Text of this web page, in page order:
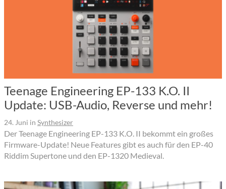
Teenage Engineering EP-133 K.O. II
Update: USB-Audio, Reverse und mehr!
24. Juni in Synthesizer
Der Teenage Engineering EP-133 K.O. II bekommt ein großes
Firmware-Update! Neue Features gibt es auch für den EP-40
Riddim Supertone und den EP-1320 Medieval.